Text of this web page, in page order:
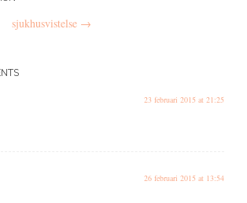
sjukhusvistelse →
23 februari 2015 at 21:25
26 februari 2015 at 13:54